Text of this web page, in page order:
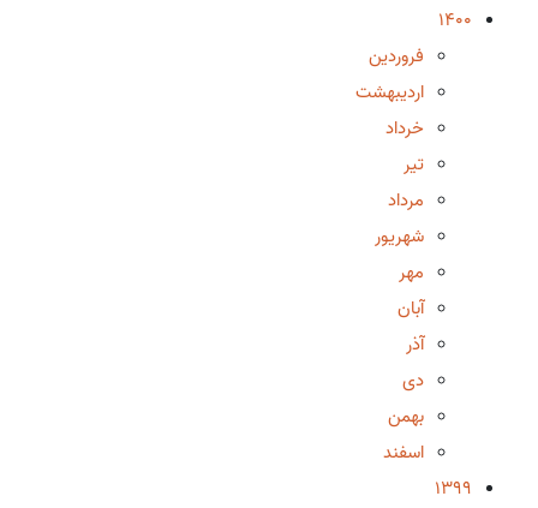
1400
فروردین
اردیبهشت
خرداد
تیر
مرداد
شهریور
مهر
آبان
آذر
دی
بهمن
اسفند
1399